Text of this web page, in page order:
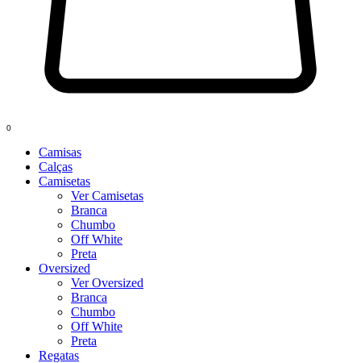
0
Camisas
Calças
Camisetas
Ver Camisetas
Branca
Chumbo
Off White
Preta
Oversized
Ver Oversized
Branca
Chumbo
Off White
Preta
Regatas